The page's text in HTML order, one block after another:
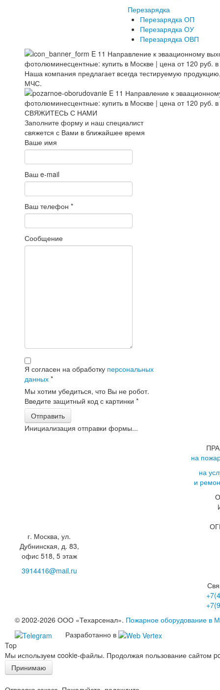
Перезарядка
Перезарядка ОП
Перезарядка ОУ
Перезарядка ОВП
Наша компания предлагает всегда тестируемую
МЧС.
СВЯЖИТЕСЬ С НАМИ
Заполните форму и наш специалист
свяжется с Вами в ближайшее время
Ваше имя
Ваш e-mail
Ваш телефон *
Сообщение
Я согласен на обработку персональных
данных *
Мы хотим убедиться, что Вы не робот.
Введите защитный код с картинки *
Отправить
Инициализация отправки формы...
на
на
и
г. Москва, ул.
Дубнинская, д. 83,
офис 518, 5 этаж
3914416@mail.ru
© 2002-2026 ООО «Техарсенал». Пожарное оборудование в
Разработанно в
Top
Мы используем cookie-файлы. Продолжая пользование сайтом
Принимаю